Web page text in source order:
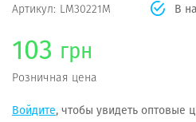
Артикул: LM30221M В
103 грн
Розничная цена
Войдите, чтобы увидеть оптовые